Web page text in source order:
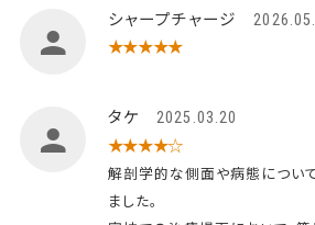
シャープチャージ
★★★★★
タケ 2025.03.20
★★★★☆
解剖学的な側面や病態につい
ました。